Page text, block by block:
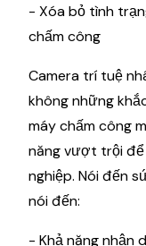
- Xóa bỏ tình
chấm công
Camera trí tuệ
không những
máy chấm công
năng vượt trội để
nghiệp. Nói đến
nói đến:
- Khả năng nhận